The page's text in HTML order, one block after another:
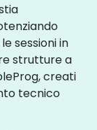
sessioni in
strutture a
creati
tecnico